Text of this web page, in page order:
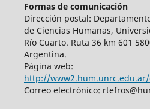
Formas de comunicación
Dirección postal:
de Ciencias Humanas,
Río Cuarto. Ruta 36 km 601
Argentina.
Página web:
http://
Correo electrónico: